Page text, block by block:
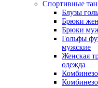
Спортивные
Блузы
Брюки
Брюки
Гольфы
мужские
Женская
одежда